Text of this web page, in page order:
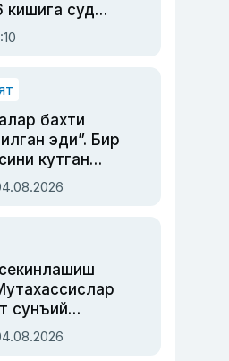
кишига суд
бахти
эди”. Бир
кутган
дубльяж
тўла ҳаёти
сунъий
бошқара